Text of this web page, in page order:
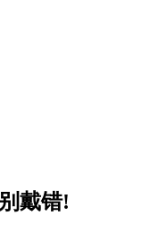
戴错!